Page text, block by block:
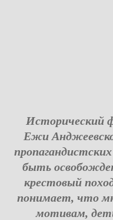
Исторический
Ежи
быть
крестовый
понимает, что
мотивам,